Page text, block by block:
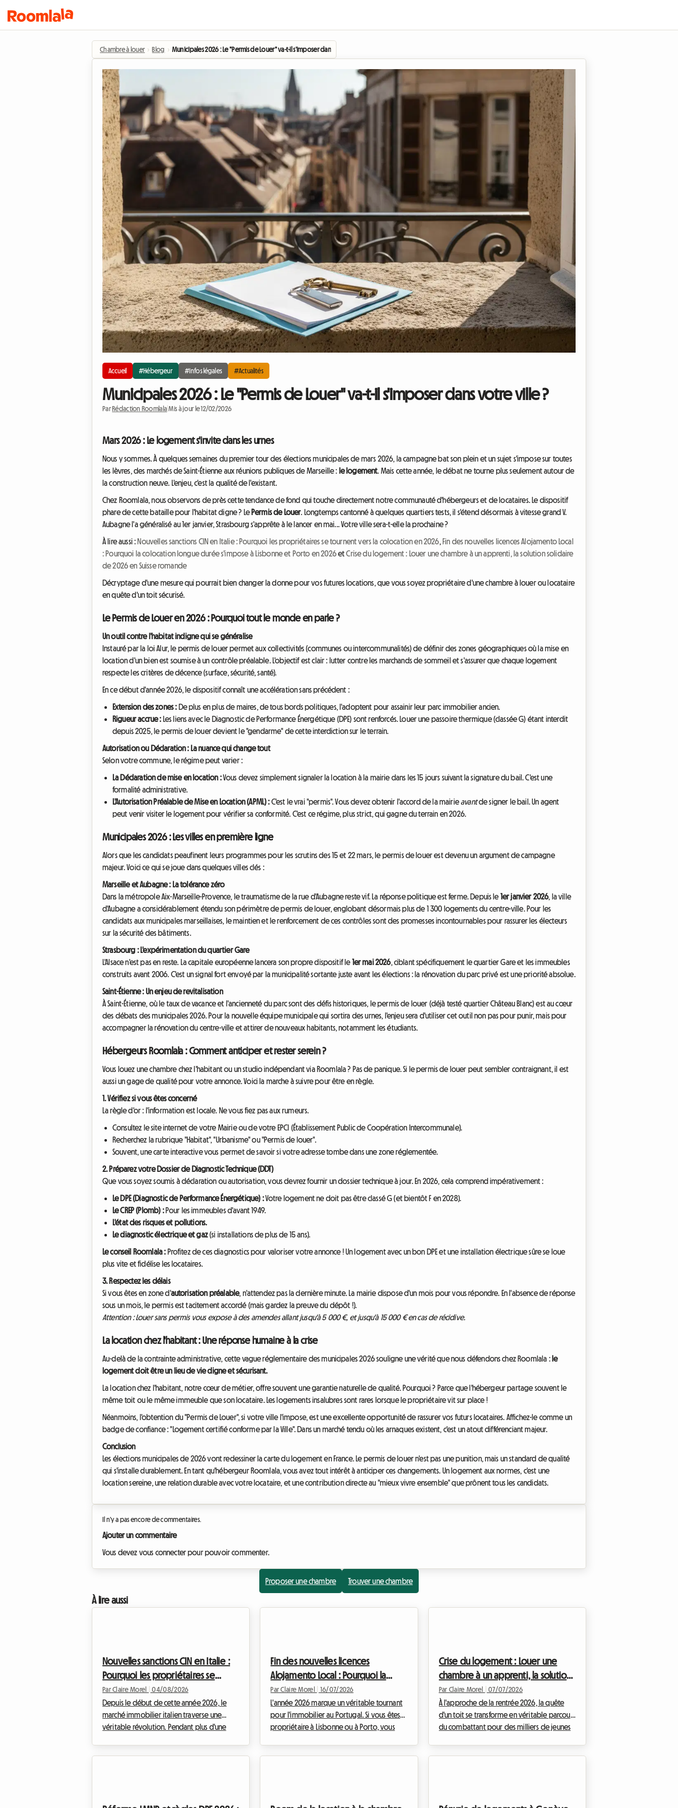
Chambre à louer › Blog › Municipales 2026 : Le "Permis de Louer" va-t-il s'imposer dans votre ville ?
Accueil #Hébergeur #Infos légales #Actualités
Municipales 2026 : Le "Permis de Louer" va-t-il s'imposer dans votre ville ?
Par Rédaction Roomlala |Mis à jour le 12/02/2026
Mars 2026 : Le logement s'invite dans les urnes
Nous y sommes. À quelques semaines du premier tour des élections municipales de mars 2026, la campagne bat son plein et un sujet s'impose sur toutes
les lèvres, des marchés de Saint-Étienne aux réunions publiques de Marseille : le logement. Mais cette année, le débat ne tourne plus seulement autour de
la construction neuve. L'enjeu, c'est la qualité de l'existant.
Chez Roomlala, nous observons de près cette tendance de fond qui touche directement notre communauté d'hébergeurs et de locataires. Le dispositif
phare de cette bataille pour l'habitat digne ? Le Permis de Louer. Longtemps cantonné à quelques quartiers tests, il s'étend désormais à vitesse grand V.
Aubagne l'a généralisé au 1er janvier, Strasbourg s'apprête à le lancer en mai... Votre ville sera-t-elle la prochaine ?
À lire aussi : Nouvelles sanctions CIN en Italie : Pourquoi les propriétaires se tournent vers la colocation en 2026 Fin des nouvelles licences Alojamento Local
: Pourquoi la colocation longue durée s'impose à Lisbonne et Porto en 2026etCrise du logement : Louer une chambre à un apprenti, la solution solidaire
de 2026 en Suisse romande
Décryptage d'une mesure qui pourrait bien changer la donne pour vos futures locations, que vous soyez propriétaire d'une chambre à louer ou locataire
en quête d'un toit sécurisé.
Le Permis de Louer en 2026 : Pourquoi tout le monde en parle ?
Un outil contre l'habitat indigne qui se généralise
Instauré par la loi Alur, le permis de louer permet aux collectivités (communes ou intercommunalités) de définir des zones géographiques où la mise en
location d'un bien est soumise à un contrôle préalable. L'objectif est clair : lutter contre les marchands de sommeil et s'assurer que chaque logement
respecte les critères de décence (surface, sécurité, santé).
En ce début d'année 2026, le dispositif connaît une accélération sans précédent :
Extension des zones :De plus en plus de maires, de tous bords politiques, l'adoptent pour assainir leur parc immobilier ancien.
Rigueur accrue :Les liens avec le Diagnostic de Performance Énergétique (DPE) sont renforcés. Louer une passoire thermique (classée G) étant interdit
depuis 2025, le permis de louer devient le "gendarme" de cette interdiction sur le terrain.
Autorisation ou Déclaration : La nuance qui change tout
Selon votre commune, le régime peut varier :
La Déclaration de mise en location :Vous devez simplement signaler la location à la mairie dans les 15 jours suivant la signature du bail. C'est une
formalité administrative.
L'Autorisation Préalable de Mise en Location (APML) :C'est le vrai "permis". Vous devez obtenir l'accord de la mairieavantde signer le bail. Un agent
peut venir visiter le logement pour vérifier sa conformité. C'est ce régime, plus strict, qui gagne du terrain en 2026.
Municipales 2026 : Les villes en première ligne
Alors que les candidats peaufinent leurs programmes pour les scrutins des 15 et 22 mars, le permis de louer est devenu un argument de campagne
majeur. Voici ce qui se joue dans quelques villes clés :
Marseille et Aubagne : La tolérance zéro
Dans la métropole Aix-Marseille-Provence, le traumatisme de la rue d'Aubagne reste vif. La réponse politique est ferme. Depuis le1er janvier 2026, la ville
d'Aubagne a considérablement étendu son périmètre de permis de louer, englobant désormais plus de 1 300 logements du centre-ville. Pour les
candidats aux municipales marseillaises, le maintien et le renforcement de ces contrôles sont des promesses incontournables pour rassurer les électeurs
sur la sécurité des bâtiments.
Strasbourg : L'expérimentation du quartier Gare
L'Alsace n'est pas en reste. La capitale européenne lancera son propre dispositif le1er mai 2026, ciblant spécifiquement le quartier Gare et les immeubles
construits avant 2006. C'est un signal fort envoyé par la municipalité sortante juste avant les élections : la rénovation du parc privé est une priorité absolue.
Saint-Étienne : Un enjeu de revitalisation
À Saint-Étienne, où le taux de vacance et l'ancienneté du parc sont des défis historiques, le permis de louer (déjà testé quartier Château Blanc) est au cœur
des débats des municipales 2026. Pour la nouvelle équipe municipale qui sortira des urnes, l'enjeu sera d'utiliser cet outil non pas pour punir, mais pour
accompagner la rénovation du centre-ville et attirer de nouveaux habitants, notamment les étudiants.
Hébergeurs Roomlala : Comment anticiper et rester serein ?
Vous louez une chambre chez l'habitant ou un studio indépendant via Roomlala ? Pas de panique. Si le permis de louer peut sembler contraignant, il est
aussi un gage de qualité pour votre annonce. Voici la marche à suivre pour être en règle.
1. Vérifiez si vous êtes concerné
La règle d'or : l'information est locale. Ne vous fiez pas aux rumeurs.
Consultez le site internet de votre Mairie ou de votre EPCI (Établissement Public de Coopération Intercommunale).
Recherchez la rubrique "Habitat", "Urbanisme" ou "Permis de louer".
Souvent, une carte interactive vous permet de savoir si votre adresse tombe dans une zone réglementée.
2. Préparez votre Dossier de Diagnostic Technique (DDT)
Que vous soyez soumis à déclaration ou autorisation, vous devrez fournir un dossier technique à jour. En 2026, cela comprend impérativement :
Le DPE (Diagnostic de Performance Énergétique) :Votre logement ne doit pas être classé G (et bientôt F en 2028).
Le CREP (Plomb) :Pour les immeubles d'avant 1949.
L'état des risques et pollutions.
Le diagnostic électrique et gaz(si installations de plus de 15 ans).
Le conseil Roomlala :Profitez de ces diagnostics pour valoriser votre annonce ! Un logement avec un bon DPE et une installation électrique sûre se loue
plus vite et fidélise les locataires.
3. Respectez les délais
Si vous êtes en zone d'autorisation préalable, n'attendez pas la dernière minute. La mairie dispose d'un mois pour vous répondre. En l'absence de réponse
sous un mois, le permis est tacitement accordé (mais gardez la preuve du dépôt !).
Attention : Louer sans permis vous expose à des amendes allant jusqu'à 5 000 €, et jusqu'à 15 000 € en cas de récidive.
La location chez l'habitant : Une réponse humaine à la crise
Au-delà de la contrainte administrative, cette vague réglementaire des municipales 2026 souligne une vérité que nous défendons chez Roomlala : le
logement doit être un lieu de vie digne et sécurisant.
La location chez l'habitant, notre cœur de métier, offre souvent une garantie naturelle de qualité. Pourquoi ? Parce que l'hébergeur partage souvent le
même toit ou le même immeuble que son locataire. Les logements insalubres sont rares lorsque le propriétaire vit sur place !
Néanmoins, l'obtention du "Permis de Louer", si votre ville l'impose, est une excellente opportunité de rassurer vos futurs locataires. Affichez-le comme un
badge de confiance : "Logement certifié conforme par la Ville". Dans un marché tendu où les arnaques existent, c'est un atout différenciant majeur.
Conclusion
Les élections municipales de 2026 vont redessiner la carte du logement en France. Le permis de louer n'est pas une punition, mais un standard de qualité
qui s'installe durablement. En tant qu'hébergeur Roomlala, vous avez tout intérêt à anticiper ces changements. Un logement aux normes, c'est une
location sereine, une relation durable avec votre locataire, et une contribution directe au "mieux vivre ensemble" que prônent tous les candidats.
Il n'y a pas encore de commentaires.
Ajouter un commentaire
Vous devez vous connecter pour pouvoir commenter.
Proposer une chambre Trouver une chambre
À lire aussi
Nouvelles sanctions CIN en Italie :
Pourquoi les propriétaires se
tournent vers la colocation en
2026
Par Claire Morel 04/08/2026
Depuis le début de cette année 2026, le
marché immobilier italien traverse une
véritable révolution. Pendant plus d'une
Fin des nouvelles licences
Alojamento Local : Pourquoi la
colocation longue durée s'impose
à Lisbonne et Porto en 2026
Par Claire Morel 16/07/2026
L'année 2026 marque un véritable tournant
pour l'immobilier au Portugal. Si vous êtes
propriétaire à Lisbonne ou à Porto, vous
Crise du logement : Louer une
chambre à un apprenti, la solution
solidaire de 2026 en Suisse
romande
Par Claire Morel 07/07/2026
À l'approche de la rentrée 2026, la quête
d'un toit se transforme en véritable parcours
du combattant pour des milliers de jeunes